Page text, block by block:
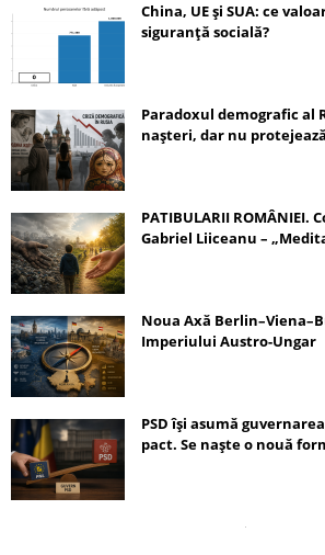
China, UE și SUA: ce
siguranță socială?
Paradoxul demografic al
nașteri, dar nu
PATIBULARII
Gabriel Liiceanu –
Noua Axă
Imperiului Austro-Ungar
PSD își asumă
pact. Se naște o nouă